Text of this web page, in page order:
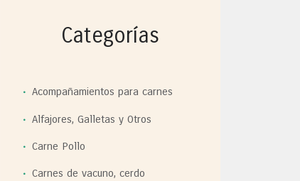
Categorías
Acompañamientos para carnes
Alfajores, Galletas y Otros
Carne Pollo
Carnes de vacuno, cerdo